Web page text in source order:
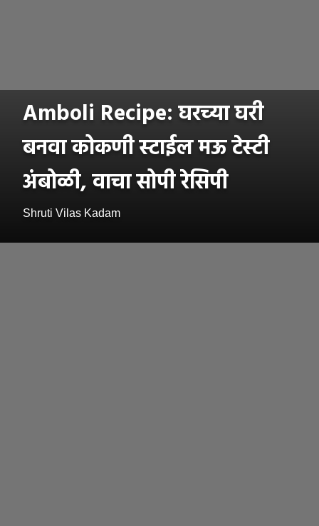
Amboli Recipe: घरच्या घरी
बनवा कोकणी स्टाईल मऊ टेस्टी
अंबोळी, वाचा सोपी रेसिपी
Shruti Vilas Kadam